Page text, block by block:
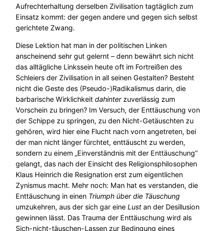
Aufrechterhaltung derselben Zivilisation tagtäglich zum
Einsatz kommt: der gegen andere und gegen sich selbst
gerichtete Zwang.
Diese Lektion hat man in der politischen Linken
anscheinend sehr gut gelernt – denn bewährt sich nicht
das alltägliche Linkssein heute oft im Fortreißen des
Schleiers der Zivilisation in all seinen Gestalten? Besteht
nicht die Geste des (Pseudo-)Radikalismus darin, die
barbarische Wirklichkeit dahinterzuverlässig zum
Vorschein zu bringen? Im Versuch, der Enttäuschung von
der Schippe zu springen, zu den Nicht-Getäuschten zu
gehören, wird hier eine Flucht nach vorn angetreten, bei
der man nicht länger fürchtet, enttäuscht zu werden,
sondern zu einem „Einverständnis mit der Enttäuschung“
gelangt, das nach der Einsicht des Religionsphilosophen
Klaus Heinrich die Resignation erst zum eigentlichen
Zynismus macht. Mehr noch: Man hat es verstanden, die
Enttäuschung in einen Triumph über die Täuschung
umzukehren, aus der sich gar eine Lust an der Desillusion
gewinnen lässt. Das Trauma der Enttäuschung wird als
Sich-nicht-täuschen-Lassen zur Bedingung eines